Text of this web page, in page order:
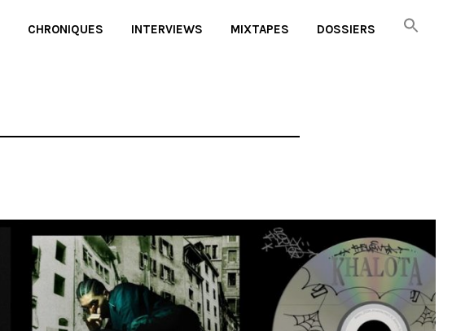
CHRONIQUES INTERVIEWS MIXTAPES DOSSIERS